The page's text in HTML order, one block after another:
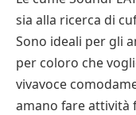
sia alla ricerca di
Sono ideali per gli
per coloro che
vivavoce
amano fare attività